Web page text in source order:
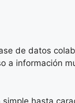
de datos
a información
hasta